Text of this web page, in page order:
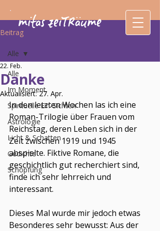
mitas zeiTRäume
Beitrag
Alle
Im Moment
Spirituelle Ein-Sichten
Astrologie
Licht & Schatten
Gedichte
Schöpfung
Alle
Danke
22. Feb.
Aktualisiert:27. Apr.
In den letzten Wochen las ich eine
Roman-Trilogie über Frauen vom
Reichstag, deren Leben sich in der
Zeit zwischen 1919 und 1945
abspielte. Fiktive Romane, die
geschichtlich gut recherchiert sind,
finde ich sehr lehrreich und
interessant.
Dieses Mal wurde mir jedoch etwas
Besonderes sehr bewusst: Aus der